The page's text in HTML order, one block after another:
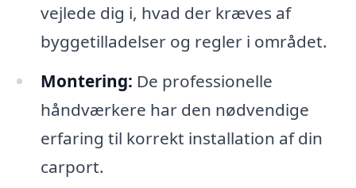
vejlede dig i, hvad der kræves af
byggetilladelser og regler i området.
Montering: De professionelle
håndværkere har den nødvendige
erfaring til korrekt installation af din
carport.